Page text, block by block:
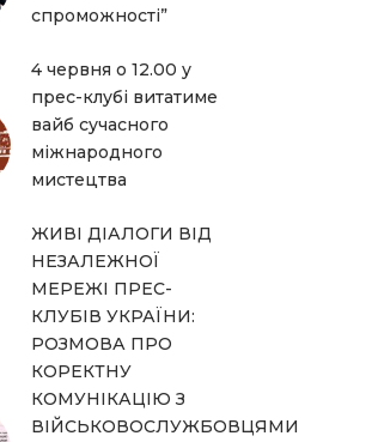
спроможності”
4 червня о 12.00 у
прес-клубі витатиме
вайб сучасного
міжнародного
мистецтва
ЖИВІ ДІАЛОГИ ВІД
НЕЗАЛЕЖНОЇ
МЕРЕЖІ ПРЕС-
КЛУБІВ УКРАЇНИ:
РОЗМОВА ПРО
КОРЕКТНУ
КОМУНІКАЦІЮ З
ВІЙСЬКОВОСЛУЖБОВЦЯМИ